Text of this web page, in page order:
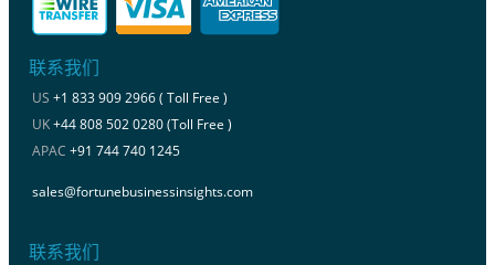
联系我们
US +1 833 909 2966 ( Toll Free )
UK+44 808 502 0280 (Toll Free )
APAC +91 744 740 1245
sales@fortunebusinessinsights.com
联系我们